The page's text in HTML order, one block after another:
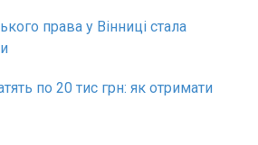
права у Вінниці стала
по 20 тис грн: як отримати